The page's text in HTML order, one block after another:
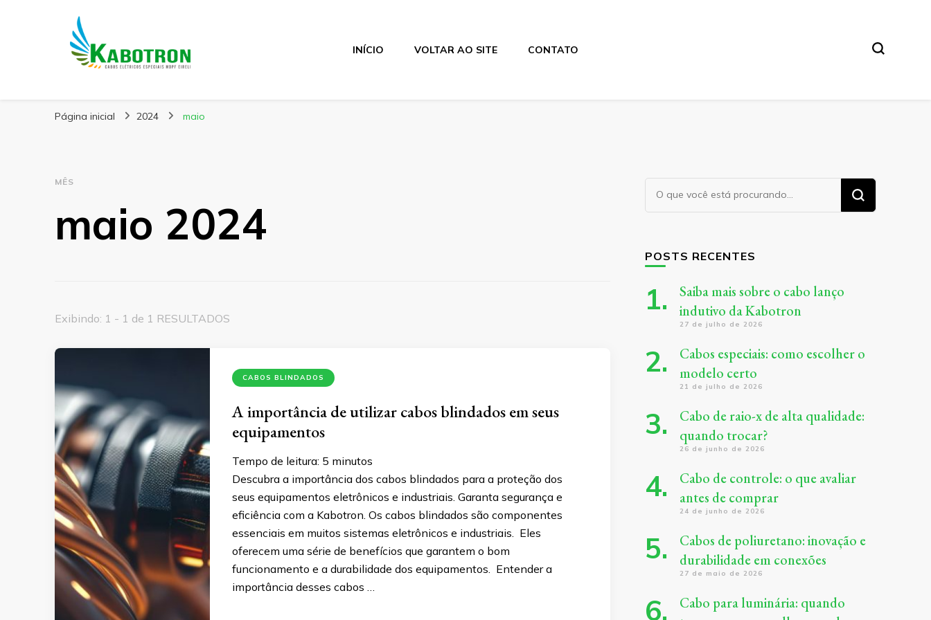
Kabotron
INÍCIO VOLTAR AO SITE CONTATO
Página inicial 2024 maio
MÊS
maio 2024
Exibindo: 1 - 1 de 1 RESULTADOS
CABOS BLINDADOS
A importância de utilizar cabos blindados em seus
equipamentos
Tempo de leitura: 5 minutos
Descubra a importância dos cabos blindados para a proteção dos
seus equipamentos eletrônicos e industriais. Garanta segurança e
eficiência com a Kabotron. Os cabos blindados são componentes
essenciais em muitos sistemas eletrônicos e industriais. Eles
oferecem uma série de benefícios que garantem o bom
funcionamento e a durabilidade dos equipamentos. Entender a
importância desses cabos …
Procurando
algo?
POSTS RECENTES
Saiba mais sobre o cabo lanço
indutivo da Kabotron
27 de julho de 2026
Cabos especiais: como escolher o
modelo certo
21 de julho de 2026
Cabo de raio-x de alta qualidade:
quando trocar?
26 de junho de 2026
Cabo de controle: o que avaliar
antes de comprar
24 de junho de 2026
Cabos de poliuretano: inovação e
durabilidade em conexões
27 de maio de 2026
Cabo para luminária: quando